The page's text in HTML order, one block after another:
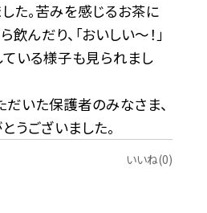
た。苦みを感じるお茶に
んだり、「おいしい～！」
いる様子も見られまし
いた保護者のみなさま、
うございました。
いいね(0)